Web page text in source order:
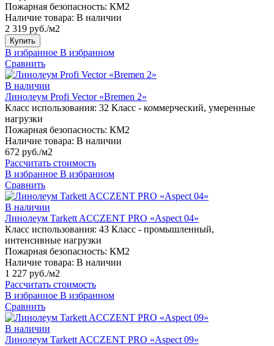
Пожарная безопасность: КМ2
Наличие товара: В наличии
2 319 руб./м2
Купить
В избранное В избранном
Сравнить
В наличии
Линолеум Profi Vector «Bremen 2»
Класс использования: 32 Класс - коммерческий, умеренные
нагрузки
Пожарная безопасность: КМ2
Наличие товара: В наличии
672 руб./м2
Рассчитать стоимость
В избранное В избранном
Сравнить
В наличии
Линолеум Tarkett ACCZENT PRO «Aspect 04»
Класс использования: 43 Класс - промышленный,
интенсивные нагрузки
Пожарная безопасность: КМ2
Наличие товара: В наличии
1 227 руб./м2
Рассчитать стоимость
В избранное В избранном
Сравнить
В наличии
Линолеум Tarkett ACCZENT PRO «Aspect 09»